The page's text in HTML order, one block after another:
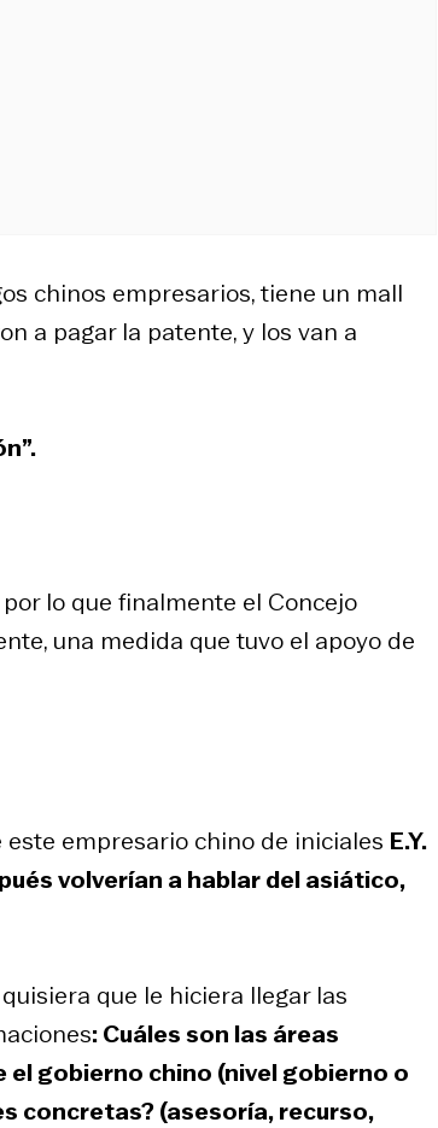
chinos empresarios, tiene un mall
a pagar la patente, y los van a
lo que finalmente el Concejo
una medida que tuvo el apoyo de
empresario chino de iniciales E.Y.
volverían a hablar del asiático,
que le hiciera llegar las
: Cuáles son las áreas
el gobierno chino (nivel gobierno o
concretas? (asesoría, recurso,